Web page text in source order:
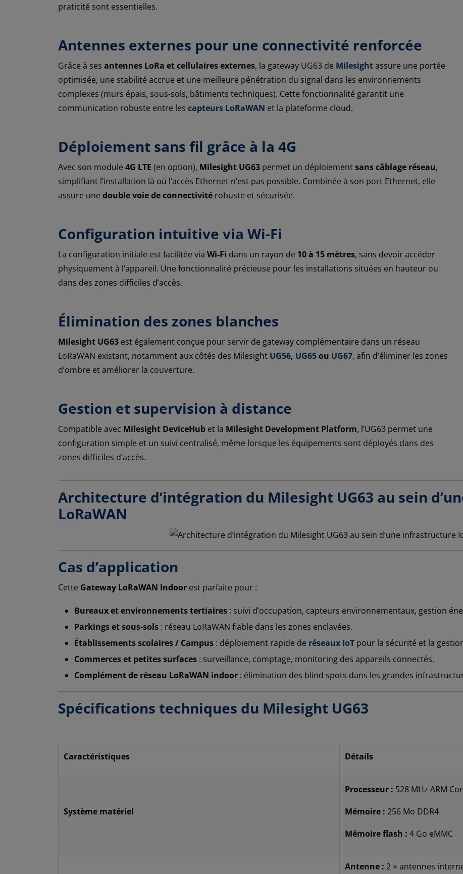
praticité sont essentielles.
Antennes externes pour une connectivité renforcée
Grâce à ses antennes LoRa et cellulaires externes, la gateway UG63 de Milesightassure une portée
optimisée, une stabilité accrue et une meilleure pénétration du signal dans les environnements
complexes (murs épais, sous-sols, bâtiments techniques). Cette fonctionnalité garantit une
communication robuste entre les capteurs LoRaWAN et la plateforme cloud.
Déploiement sans fil grâce à la 4G
Avec son module 4G LTE (en option), Milesight UG63 permet un déploiementsans câblage réseau,
simplifiant l’installation là où l’accès Ethernet n’est pas possible. Combinée à son port Ethernet, elle
assure une double voie de connectivité robuste et sécurisée.
Configuration intuitive via Wi-Fi
La configuration initiale est facilitée via Wi-Fi dans un rayon de 10 à 15 mètres, sans devoir accéder
physiquement à l’appareil. Une fonctionnalité précieuse pour les installations situées en hauteur ou
dans des zones difficiles d’accès.
Élimination des zones blanches
Milesight UG63 est également conçue pour servir de gateway complémentaire dans un réseau
LoRaWAN existant, notamment aux côtés des Milesight UG56, UG65ou UG67, afin d’éliminer les zones
d’ombre et améliorer la couverture.
Gestion et supervision à distance
Compatible avec Milesight DeviceHub et la Milesight Development Platform, l’UG63 permet une
configuration simple et un suivi centralisé, même lorsque les équipements sont déployés dans des
zones difficiles d’accès.
Architecture d’intégration du Milesight UG63 au sein
LoRaWAN
Cas d’application
Cette Gateway LoRaWAN Indoor est parfaite pour :
Bureaux et environnements tertiaires : suivi d’occupation, capteurs environnementaux, gestion
Parkings et sous-sols : réseau LoRaWAN fiable dans les zones enclavées.
Établissements scolaires / Campus : déploiement rapide de réseaux IoT pour la sécurité et la
Commerces et petites surfaces : surveillance, comptage, monitoring des appareils connectés.
Complément de réseau LoRaWAN indoor : élimination des blind spots dans les grandes
Spécifications techniques du Milesight UG63
Caractéristiques Détails
Système matériel
Processeur : 528 MHz ARM
Mémoire : 256 Mo DDR4
Mémoire flash : 4 Go eMMC
Antenne : 2 × antennes